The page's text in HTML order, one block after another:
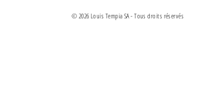
© 2026 Louis Tempia SA - Tous droits réservés